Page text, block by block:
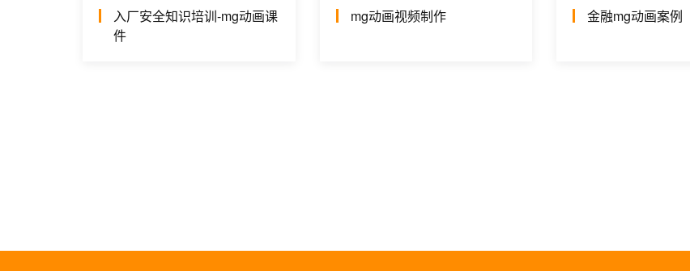
入厂安全知识培训-mg动画课
件
mg动画视频制作 金融mg动画案例